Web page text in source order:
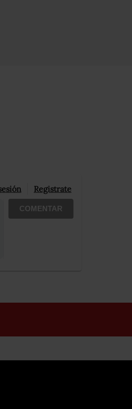
Registrate
COMENTAR